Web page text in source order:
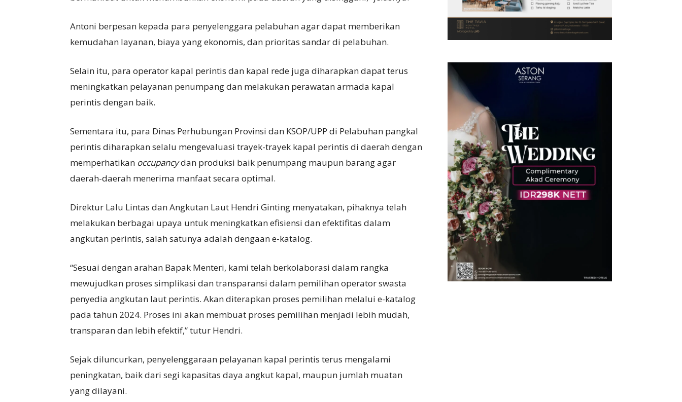
Antoni berpesan kepada para penyelenggara pelabuhan agar dapat memberikan
kemudahan layanan, biaya yang ekonomis, dan prioritas sandar di pelabuhan.
Selain itu, para operator kapal perintis dan kapal rede juga diharapkan dapat terus
meningkatkan pelayanan penumpang dan melakukan perawatan armada kapal
perintis dengan baik.
Sementara itu, para Dinas Perhubungan Provinsi dan KSOP/UPP di Pelabuhan pangkal
perintis diharapkan selalu mengevaluasi trayek-trayek kapal perintis di daerah dengan
memperhatikan occupancydan produksi baik penumpang maupun barang agar
daerah-daerah menerima manfaat secara optimal.
Direktur Lalu Lintas dan Angkutan Laut Hendri Ginting menyatakan, pihaknya telah
melakukan berbagai upaya untuk meningkatkan efisiensi dan efektifitas dalam
angkutan perintis, salah satunya adalah dengaan e-katalog.
“Sesuai dengan arahan Bapak Menteri, kami telah berkolaborasi dalam rangka
mewujudkan proses simplikasi dan transparansi dalam pemilihan operator swasta
penyedia angkutan laut perintis. Akan diterapkan proses pemilihan melalui e-katalog
pada tahun 2024. Proses ini akan membuat proses pemilihan menjadi lebih mudah,
transparan dan lebih efektif,” tutur Hendri.
Sejak diluncurkan, penyelenggaraan pelayanan kapal perintis terus mengalami
peningkatan, baik dari segi kapasitas daya angkut kapal, maupun jumlah muatan
yang dilayani.